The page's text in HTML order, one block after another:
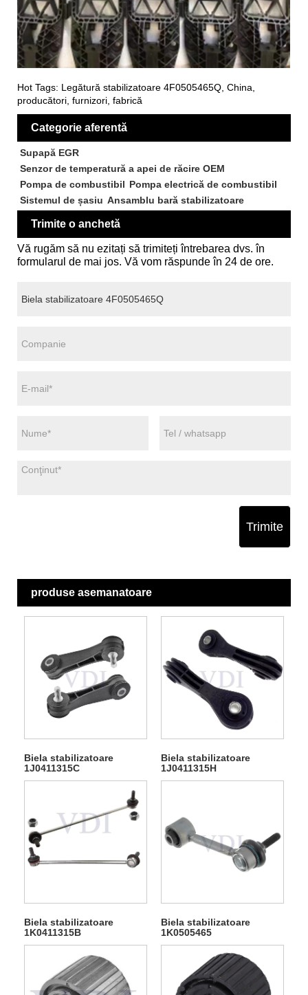
Hot Tags: Legătură stabilizatoare 4F0505465Q, China,
producători, furnizori, fabrică
Categorie aferentă
Supapă EGR
Senzor de temperatură a apei de răcire OEM
Pompa de combustibil Pompa electrică de combustibil
Sistemul de șasiu Ansamblu bară stabilizatoare
Trimite o anchetă
Vă rugăm să nu ezitați să trimiteți întrebarea dvs. în
formularul de mai jos. Vă vom răspunde în 24 de ore.
Trimite
produse asemanatoare
Biela stabilizatoare
1J0411315C
Biela stabilizatoare
1J0411315H
Biela stabilizatoare
1K0411315B
Biela stabilizatoare
1K0505465